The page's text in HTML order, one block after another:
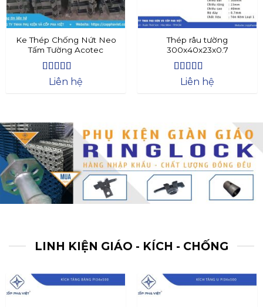
Ke Thép Chống Nứt Neo
Tấm Tường Acotec
Được xếp
Liên hệ
Thép râu tường
300x40x23x0.7
Được xếp
Liên hệ
LINH KIỆN GIÁO - KÍCH - CHỐNG